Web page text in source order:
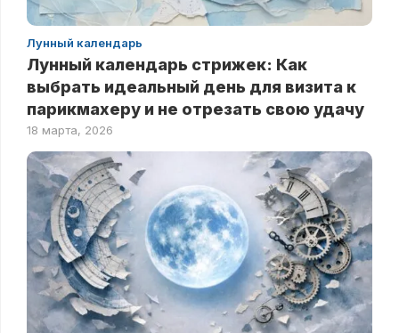
Лунный календарь
Лунный календарь стрижек: Как
выбрать идеальный день для визита к
парикмахеру и не отрезать свою удачу
18 марта, 2026